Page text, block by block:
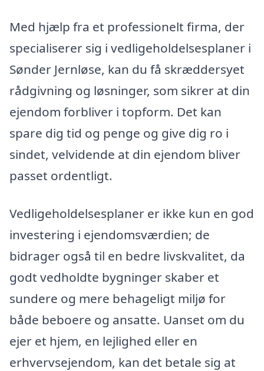
Med hjælp fra et professionelt firma, der
specialiserer sig i vedligeholdelsesplaner i
Sønder Jernløse, kan du få skræddersyet
rådgivning og løsninger, som sikrer at din
ejendom forbliver i topform. Det kan
spare dig tid og penge og give dig ro i
sindet, velvidende at din ejendom bliver
passet ordentligt.
Vedligeholdelsesplaner er ikke kun en god
investering i ejendomsværdien; de
bidrager også til en bedre livskvalitet, da
godt vedholdte bygninger skaber et
sundere og mere behageligt miljø for
både beboere og ansatte. Uanset om du
ejer et hjem, en lejlighed eller en
erhvervsejendom, kan det betale sig at